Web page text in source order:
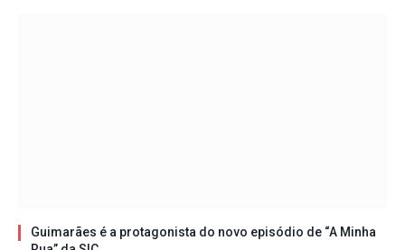
Guimarães é a protagonista do novo episódio de “A Minha